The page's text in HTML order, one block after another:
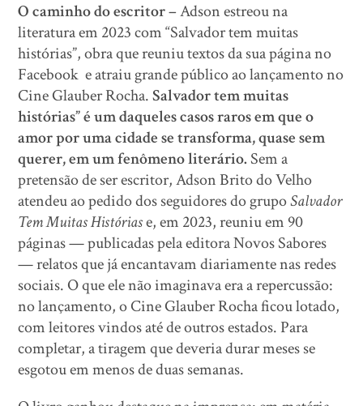
O caminho do escritor –Adson estreou na
literatura em 2023 com “Salvador tem muitas
histórias”, obra que reuniu textos da sua página no
Facebook e atraiu grande público ao lançamento no
Cine Glauber Rocha.Salvador tem muitas
histórias” é um daqueles casos raros em que o
amor por uma cidade se transforma, quase sem
querer, em um fenômeno literário. Sem a
pretensão de ser escritor, Adson Brito do Velho
atendeu ao pedido dos seguidores do grupoSalvador
Tem Muitas Históriase, em 2023, reuniu em 90
páginas — publicadas pela editora Novos Sabores
— relatos que já encantavam diariamente nas redes
sociais. O que ele não imaginava era a repercussão:
no lançamento, o Cine Glauber Rocha ficou lotado,
com leitores vindos até de outros estados. Para
completar, a tiragem que deveria durar meses se
esgotou em menos de duas semanas.